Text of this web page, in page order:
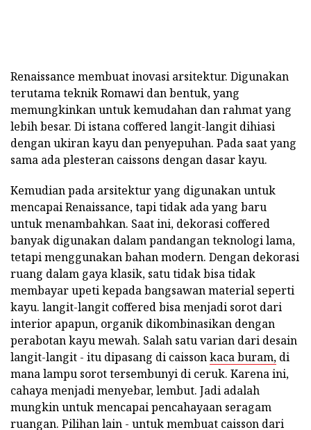
Renaissance membuat inovasi arsitektur. Digunakan
terutama teknik Romawi dan bentuk, yang
memungkinkan untuk kemudahan dan rahmat yang
lebih besar. Di istana coffered langit-langit dihiasi
dengan ukiran kayu dan penyepuhan. Pada saat yang
sama ada plesteran caissons dengan dasar kayu.
Kemudian pada arsitektur yang digunakan untuk
mencapai Renaissance, tapi tidak ada yang baru
untuk menambahkan. Saat ini, dekorasi coffered
banyak digunakan dalam pandangan teknologi lama,
tetapi menggunakan bahan modern. Dengan dekorasi
ruang dalam gaya klasik, satu tidak bisa tidak
membayar upeti kepada bangsawan material seperti
kayu. langit-langit coffered bisa menjadi sorot dari
interior apapun, organik dikombinasikan dengan
perabotan kayu mewah. Salah satu varian dari desain
langit-langit - itu dipasang di caissonkaca buram, di
mana lampu sorot tersembunyi di ceruk. Karena ini,
cahaya menjadi menyebar, lembut. Jadi adalah
mungkin untuk mencapai pencahayaan seragam
ruangan. Pilihan lain - untuk membuat caisson dari